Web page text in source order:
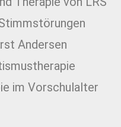
Andersen
im Vorschulalter